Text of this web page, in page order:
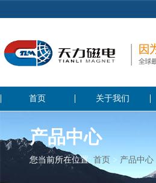
首页 关于我们
产品中心
您当前所在位置:首页 > 产品中心